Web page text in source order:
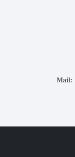
Mail: